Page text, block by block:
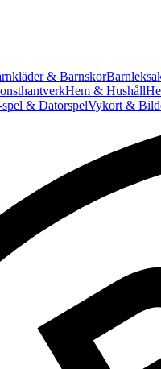
& Barnskor
Hem & Hushåll
& DatorspelVykort &